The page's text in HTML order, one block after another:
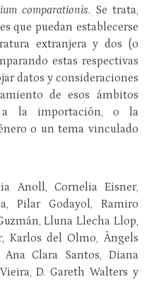
comparationis. Se trata,
que puedan establecerse
extranjera y dos (o
estas respectivas
datos y consideraciones
de esos ámbitos
a la importación, o la
o un tema vinculado
Anoll, Cornelia Eisner,
Pilar Godayol, Ramiro
Lluna Llecha Llop,
Karlos del Olmo, Àngels
Clara Santos, Diana
D. Gareth Walters y